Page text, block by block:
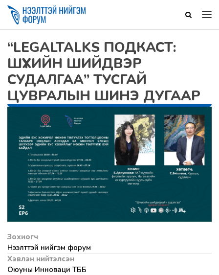
“LEGALTALKS ПОДКАСТ:
ШҮҮХИЙН ШИЙДВЭР
СУДАЛГАА” ТУСГАЙ
ЦУВРАЛЫН ШИНЭ ДУГААР
Зохиогч
Нээлттэй нийгэм форум
Хэвлэн нийтэлсэн
Оюуны Инноваци ТББ